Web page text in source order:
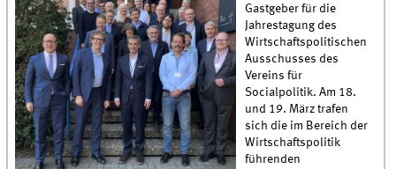
Gastgeber für die
Jahrestagung des
Wirtschaftspolitischen
Ausschusses des
Vereins für
Socialpolitik. Am 18.
und 19. März trafen
sich die im Bereich der
Wirtschaftspolitik
führenden